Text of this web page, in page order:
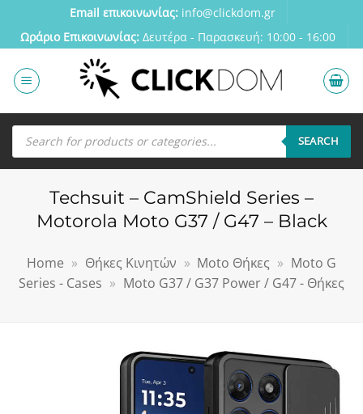
περιεχόμενο
Email επικοινωνίας: info@clickdom.gr
Ωράριο Eπικοινωνίας: Δευτέρα - Παρασκευή: 10:00 - 16:00
Αναζήτηση
προϊόντων SEARCH
Techsuit – CamShield Series –
Motorola Moto G37 / G47 – Black
Home » Θήκες Κινητών » Moto Θήκες » Moto G
Series - Cases » Moto G37 / G37 Power / G47 - Θήκες